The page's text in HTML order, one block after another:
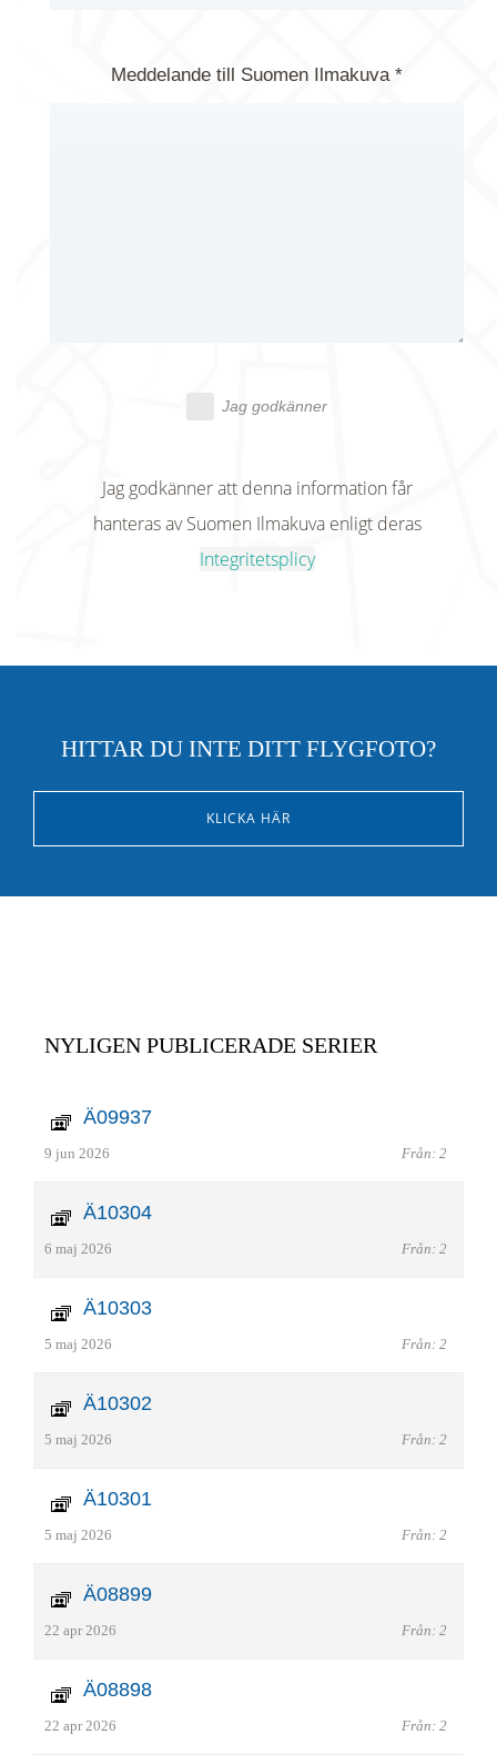
Meddelande till Suomen Ilmakuva *
Jag godkänner
Jag godkänner att denna information får
hanteras av Suomen Ilmakuva enligt deras
Integritetsplicy
HITTAR DU INTE DITT FLYGFOTO?
KLICKA HÄR
NYLIGEN PUBLICERADE SERIER
Ä09937
9 jun 2026 Från: 2
Ä10304
6 maj 2026 Från: 2
Ä10303
5 maj 2026 Från: 2
Ä10302
5 maj 2026 Från: 2
Ä10301
5 maj 2026 Från: 2
Ä08899
22 apr 2026 Från: 2
Ä08898
22 apr 2026 Från: 2